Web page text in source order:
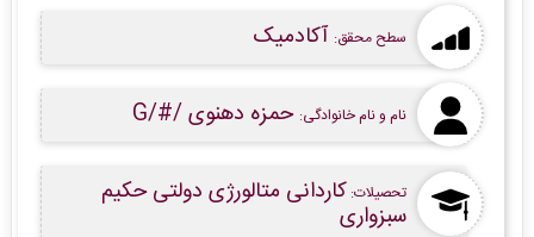
سطح محقق: آکادمیک
نام و نام خانوادگی: حمزه دهنوی /#/G
تحصیلات: کاردانی متالورژی دولتی حکیم
سبزواری